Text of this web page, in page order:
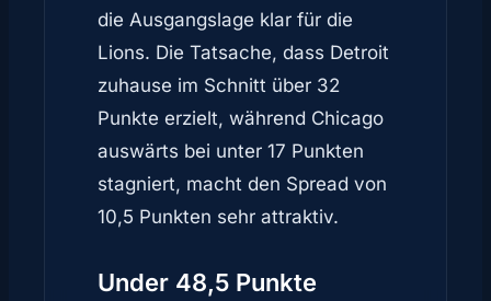
die Ausgangslage klar für die
Lions. Die Tatsache, dass Detroit
zuhause im Schnitt über 32
Punkte erzielt, während Chicago
auswärts bei unter 17 Punkten
stagniert, macht den Spread von
10,5 Punkten sehr attraktiv.
Under 48,5 Punkte